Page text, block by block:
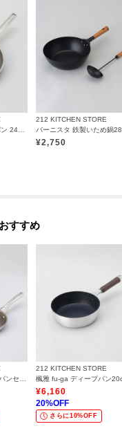
エーペックス フライパン 24cm ＜GreenPan グリーンパン＞
212 KITCHEN STORE
¥2,750
すすめ
212 KITCHEN STORE
楓雅 fu-ga ディープパン
¥6,160
20%OFF
さらに10%OFF